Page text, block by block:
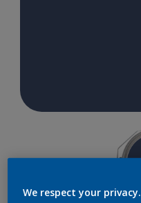
We respect your privacy.